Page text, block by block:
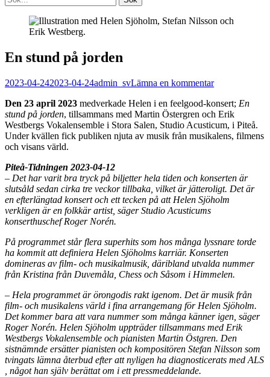
efter:
En stund på jorden
Publicerat
2023-04-242023-04-24Författare
admin_svLämna en kommentar
Den 23 april 2023 medverkade Helen i en feelgood-konsert; En
stund på jorden, tillsammans med Martin Östergren och Erik
Westbergs Vokalensemble i Stora Salen, Studio Acusticum, i Piteå.
Under kvällen fick publiken njuta av musik från musikalens, filmens
och visans värld.
Piteå-Tidningen 2023-04-12
– Det har varit bra tryck på biljetter hela tiden och konserten är
slutsåld sedan cirka tre veckor tillbaka, vilket är jätteroligt. Det är
en efterlängtad konsert och ett tecken på att Helen Sjöholm
verkligen är en folkkär artist, säger Studio Acusticums
konserthuschef Roger Norén.
På programmet står flera superhits som hos många lyssnare torde
ha kommit att definiera Helen Sjöholms karriär. Konserten
domineras av film- och musikalmusik, däribland utvalda nummer
från Kristina från Duvemåla, Chess och Såsom i Himmelen.
– Hela programmet är örongodis rakt igenom. Det är musik från
film- och musikalens värld i fina arrangemang för Helen Sjöholm.
Det kommer bara att vara nummer som många känner igen, säger
Roger Norén. Helen Sjöholm uppträder tillsammans med Erik
Westbergs Vokalensemble och pianisten Martin Östgren. Den
sistnämnde ersätter pianisten och kompositören Stefan Nilsson som
tvingats lämna återbud efter att nyligen ha diagnosticerats med ALS
, något han själv berättat om i ett pressmeddelande.